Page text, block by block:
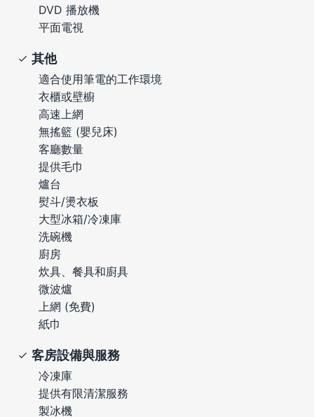
DVD 播放機
平面電視
其他
適合使用筆電的工作環境
衣櫃或壁櫥
高速上網
無搖籃 (嬰兒床)
客廳數量
提供毛巾
爐台
熨斗/燙衣板
大型冰箱/冷凍庫
洗碗機
廚房
炊具、餐具和廚具
微波爐
上網 (免費)
紙巾
客房設備與服務
冷凍庫
提供有限清潔服務
製冰機